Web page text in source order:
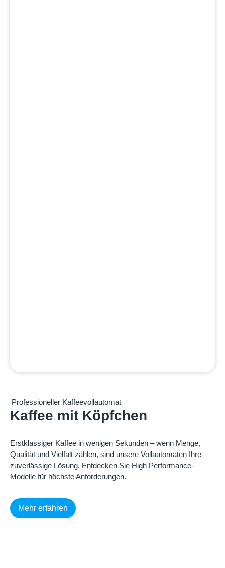
Professioneller Kaffeevollautomat
Kaffee mit Köpfchen
Erstklassiger Kaffee in wenigen Sekunden – wenn Menge,
Qualität und Vielfalt zählen, sind unsere Vollautomaten Ihre
zuverlässige Lösung. Entdecken Sie High Performance-
Modelle für höchste Anforderungen.
Mehr erfahren